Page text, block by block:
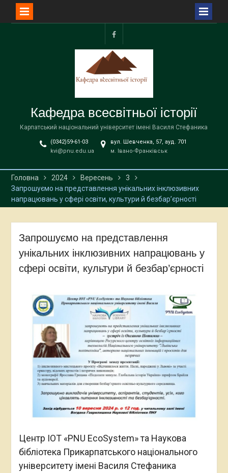
facebook
Кафедра всесвітньої історії
Карпатський національний університет імені Василя Стефаника
(0342)59-61-03
kvi@pnu.edu.ua
вул. Шевченка, 57, ауд. 701
м. Івано-Франківськ
Головна 2024 Вересень
3
Запрошуємо на представлення унікальних інклюзивних
напрацювань у сфері освіти, культури й безбар’єрності
Запрошуємо на представлення
унікальних інклюзивних напрацювань у
сфері освіти, культури й безбар’єрності
Центр ІОТ «PNU EcoSystem» та Наукова
бібліотека Прикарпатського національного
університету імені Василя Стефаника